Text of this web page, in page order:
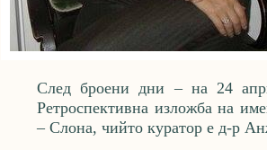
След броени дни – на 24
Ретроспективна изложба на
– Слона, чийто куратор е д-р